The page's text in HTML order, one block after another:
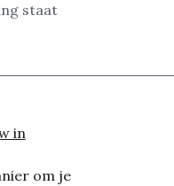
staat
in
om je